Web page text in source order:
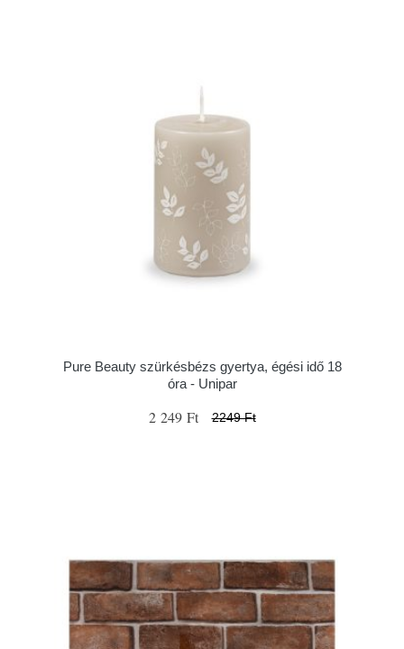
Pure Beauty szürkésbézs gyertya, égési idő 18
óra - Unipar
2 249 Ft 2249 Ft